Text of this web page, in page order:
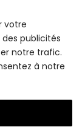
votre
publicités
notre trafic.
à notre